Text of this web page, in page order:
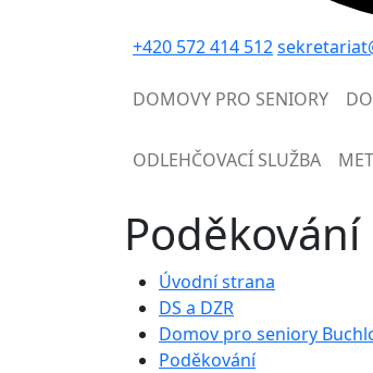
+420 572 414 512
DOMOVY PRO SENIORY
ODLEHČOVACÍ SLUŽBA
Poděkování
Úvodní strana
DS a DZR
Domov pro seniory
Poděkování